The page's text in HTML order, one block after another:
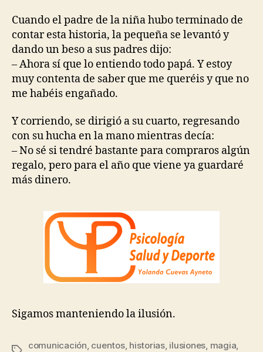
Cuando el padre de la niña hubo terminado de
contar esta historia, la pequeña se levantó y
dando un beso a sus padres dijo:
– Ahora sí que lo entiendo todo papá. Y estoy
muy contenta de saber que me queréis y que no
me habéis engañado.
Y corriendo, se dirigió a su cuarto, regresando
con su hucha en la mano mientras decía:
– No sé si tendré bastante para compraros algún
regalo, pero para el año que viene ya guardaré
más dinero.
Sigamos manteniendo la ilusión.
comunicación, cuentos, historias, ilusiones, magia,